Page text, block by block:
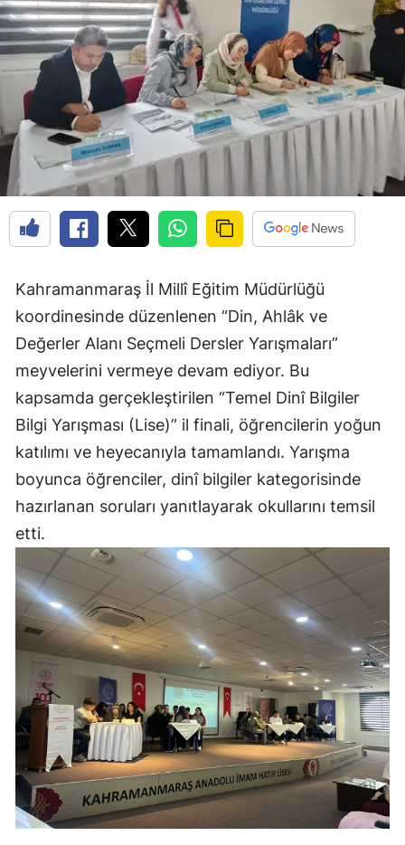
Kahramanmaraş İl Millî Eğitim Müdürlüğü
koordinesinde düzenlenen “Din, Ahlâk ve
Değerler Alanı Seçmeli Dersler Yarışmaları”
meyvelerini vermeye devam ediyor. Bu
kapsamda gerçekleştirilen “Temel Dinî Bilgiler
Bilgi Yarışması (Lise)” il finali, öğrencilerin yoğun
katılımı ve heyecanıyla tamamlandı. Yarışma
boyunca öğrenciler, dinî bilgiler kategorisinde
hazırlanan soruları yanıtlayarak okullarını temsil
etti.